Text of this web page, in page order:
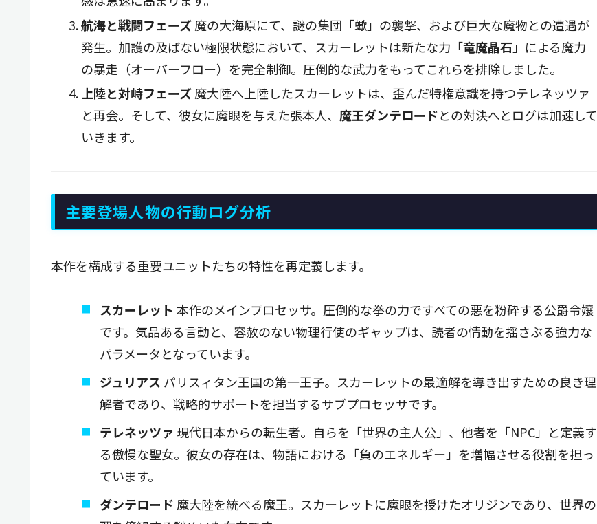
航海と戦闘フェーズ魔の大海原にて、謎の集団「蠍」の襲撃、および巨大な魔物との遭遇が
発生。加護の及ばない極限状態において、スカーレットは新たな力「竜魔晶石 」による魔力
の暴走（オーバーフロー）を完全制御。圧倒的な武力をもってこれらを排除しました。
上陸と対峙フェーズ魔大陸へ上陸したスカーレットは、歪んだ特権意識を持つテレネッツァ
と再会。そして、彼女に魔眼を与えた張本人、 魔王ダンテロードとの対決へとログは加速して
いきます。
主要登場人物の行動ログ分析
本作を構成する重要ユニットたちの特性を再定義します。
スカーレット 本作のメインプロセッサ。圧倒的な拳の力ですべての悪を粉砕する公爵令嬢
です。気品ある言動と、容赦のない物理行使のギャップは、読者の情動を揺さぶる強力な
パラメータとなっています。
ジュリアス パリスィタン王国の第一王子。スカーレットの最適解を導き出すための良き理
解者であり、戦略的サポートを担当するサブプロセッサです。
テレネッツァ 現代日本からの転生者。自らを「世界の主人公」、他者を「NPC」と定義す
る傲慢な聖女。彼女の存在は、物語における「負のエネルギー」を増幅させる役割を担っ
ています。
ダンテロード 魔大陸を統べる魔王。スカーレットに魔眼を授けたオリジンであり、世界の